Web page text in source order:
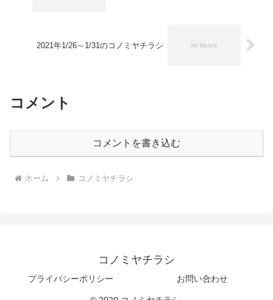
2021年1/26～1/31のコノミヤチラシ
コメント
コメントを書き込む
ホーム コノミヤチラシ
コノミヤチラシ
プライバシーポリシー お問い合わせ